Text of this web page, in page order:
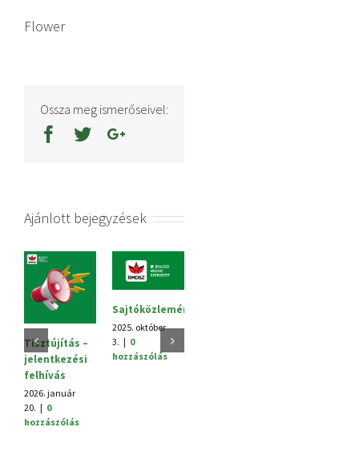
Flower
Ossza meg ismerőseivel:
Ajánlott bejegyzések
Tisztújítás –
jelentkezési
felhívás
2026. január
20. | 0
hozzászólás
Sajtóközlemény
2025. október
3. | 0
hozzászólás